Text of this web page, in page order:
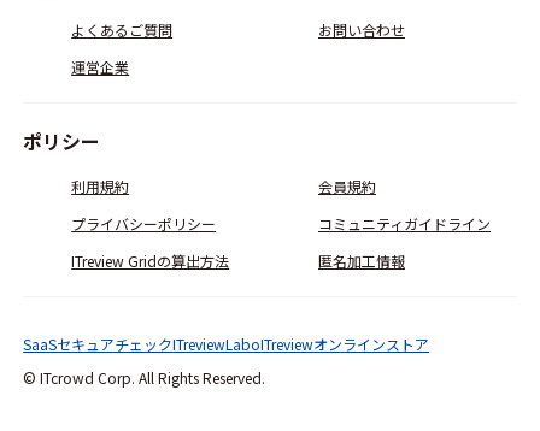
よくあるご質問
お問い合わせ
運営企業
ポリシー
利用規約
会員規約
プライバシーポリシー
コミュニティガイドライン
ITreview Gridの算出方法
匿名加工情報
© ITcrowd Corp. All Rights Reserved.
SaaSセキュアチェックITreviewLaboITreviewオンラインストア